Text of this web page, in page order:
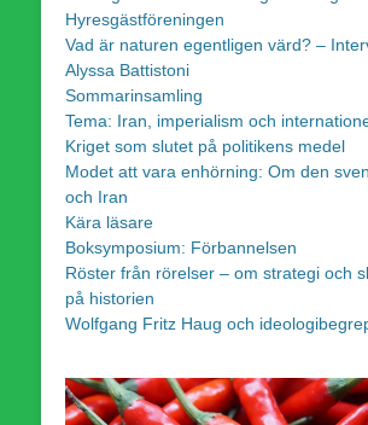
Hyresgästföreningen
Vad är naturen egentligen värd? –
Alyssa Battistoni
Sommarinsamling
Tema: Iran, imperialism och
Kriget som slutet på politikens medel
Modet att vara enhörning: Om den
och Iran
Kära läsare
Boksymposium: Förbannelsen
Röster från rörelser – om strategi och
på historien
Wolfgang Fritz Haug och